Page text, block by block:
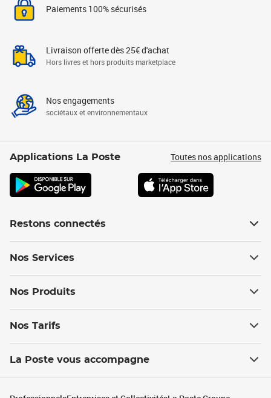
Paiements 100% sécurisés
Livraison offerte dès 25€ d'achat
Hors livres et hors produits marketplace
Nos engagements
sociétaux et environnementaux
Applications La Poste Toutes nos applications
Restons connectés
Nos Services
Nos Produits
Nos Tarifs
La Poste vous accompagne